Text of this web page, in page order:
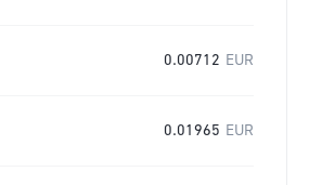
0.00712 EUR
0.01965 EUR